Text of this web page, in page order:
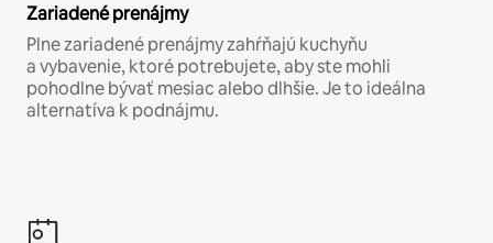
Zariadené prenájmy
Plne zariadené prenájmy zahŕňajú kuchyňu
a vybavenie, ktoré potrebujete, aby ste mohli
pohodlne bývať mesiac alebo dlhšie. Je to ideálna
alternatíva k podnájmu.